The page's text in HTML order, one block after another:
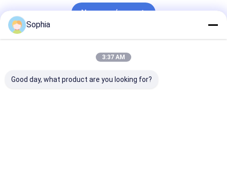
Scrim φύλλων αλουμινίου ταινία
Ταινία αγωγών υφασμάτων
Το διπλάσιο πλαισίωσε την κολλητική ταινία
Να συνεχίσει
Sophia
3:37 AM
Good day, what product are you looking for?